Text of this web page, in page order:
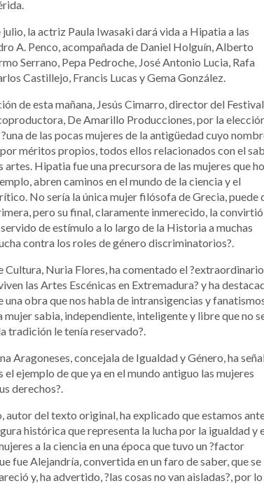
julio, la actriz Paula Iwasaki dará vida a Hipatia a las
A. Penco, acompañada de Daniel Holguín, Alberto
Serrano, Pepa Pedroche, José Antonio Lucia, Rafa
Castillejo, Francis Lucas y Gema González.
de esta mañana, Jesús Cimarro, director del
De Amarillo Producciones, por la
de las pocas mujeres de la antigüedad cuyo
méritos propios, todos ellos relacionados con el
artes. Hipatia fue una precursora de las mujeres que
abren caminos en el mundo de la ciencia y el
No sería la única mujer filósofa de Grecia, puede
pero su final, claramente inmerecido, la
de estímulo a lo largo de la Historia a muchas
contra los roles de género discriminatorios?.
Cultura, Nuria Flores, ha comentado el ?extraordinario
las Artes Escénicas en Extremadura? y ha
obra que nos habla de intransigencias y
mujer sabia, independiente, inteligente y libre que no
tradición le tenía reservado?.
Aragoneses, concejala de Igualdad y Género, ha
el ejemplo de que ya en el mundo antiguo las mujeres
derechos?.
del texto original, ha explicado que estamos
histórica que representa la lucha por la igualdad y
a la ciencia en una época que tuvo un ?factor
fue Alejandría, convertida en un faro de saber, que se
y, ha advertido, ?las cosas no van aisladas?, por